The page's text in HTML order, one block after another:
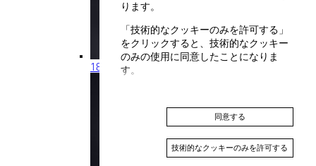
1815
ります。
「技術的なクッキーのみを許可する」
をクリックすると、技術的なクッキー
のみの使用に同意したことになりま
す。
同意する
技術的なクッキーのみを許可する